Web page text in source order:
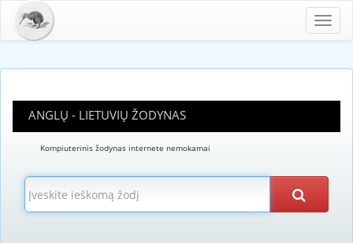
ANGLŲ - LIETUVIŲ ŽODYNAS
Kompiuterinis žodynas internete nemokamai